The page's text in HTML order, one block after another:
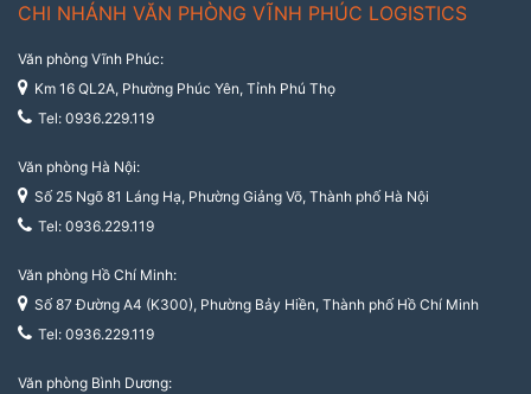
CHI NHÁNH VĂN PHÒNG VĨNH PHÚC LOGISTICS
Văn phòng Vĩnh Phúc:
Km 16 QL2A, Phường Phúc Yên, Tỉnh Phú Thọ
Tel: 0936.229.119
Văn phòng Hà Nội:
Số 25 Ngõ 81 Láng Hạ, Phường Giảng Võ, Thành phố Hà Nội
Tel: 0936.229.119
Văn phòng Hồ Chí Minh:
Số 87 Đường A4 (K300), Phường Bảy Hiền, Thành phố Hồ Chí Minh
Tel: 0936.229.119
Văn phòng Bình Dương: